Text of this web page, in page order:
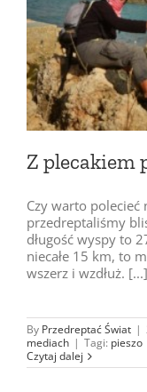
Z plecakiem
Czy warto polecieć
przedreptaliśmy
długość wyspy to
niecałe 15 km, to
wszerz i wzdłuż. [...]
By Przedreptać Świat |
mediach | Tagi: pieszo
Czytaj dalej